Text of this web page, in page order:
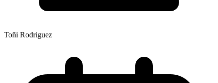
Toñi Rodriguez